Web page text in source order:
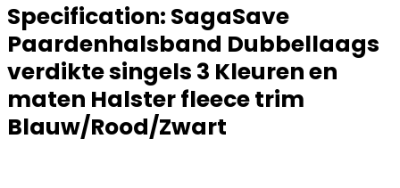
Specification: SagaSave
Paardenhalsband Dubbellaags
verdikte singels 3 Kleuren en
maten Halster fleece trim
Blauw/Rood/Zwart